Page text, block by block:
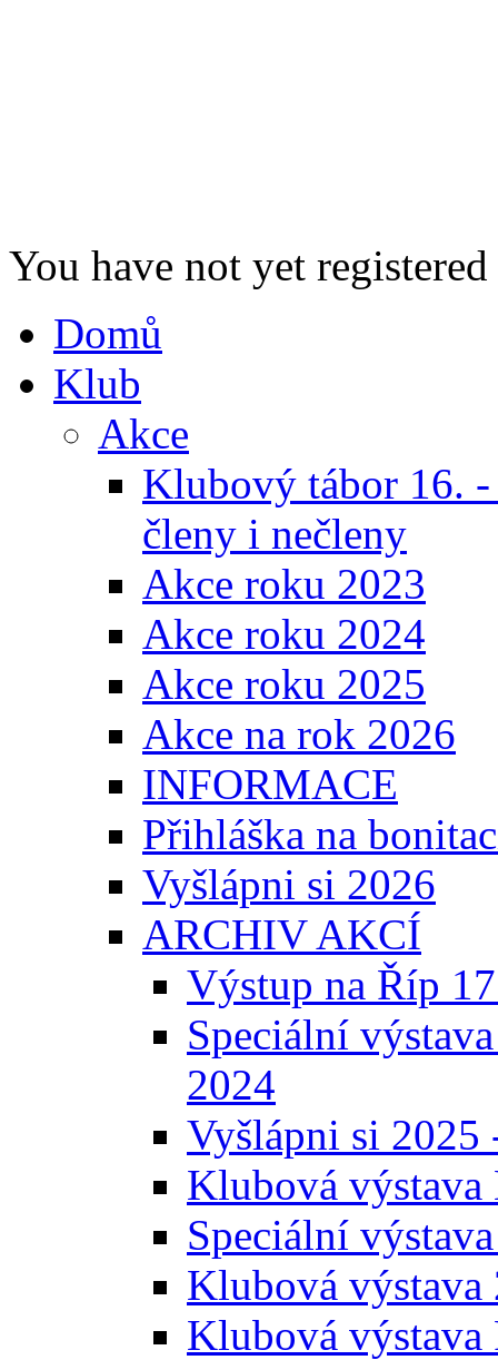
You have not yet
Domů
Klub
Akce
Klubový tábor 16.
členy i nečleny
Akce roku 2023
Akce roku 2024
Akce roku 2025
Akce na rok 2026
INFORMACE
Přihláška na
Vyšlápni si 2026
ARCHIV AKCÍ
Výstup na Říp
Speciální
2024
Vyšlápni si 2025
Klubová výstava
Speciální
Klubová
Klubová výstava